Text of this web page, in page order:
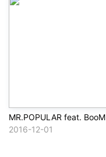
MR.POPULAR feat. BooM
2016-12-01